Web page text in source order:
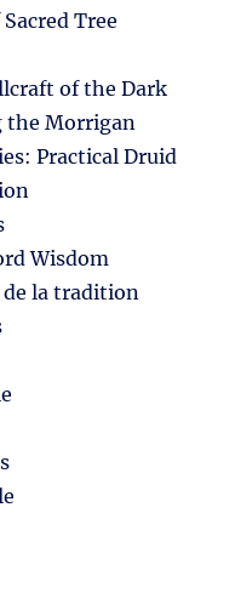
Tree
of the Dark
the Morrigan
Practical Druid
Wisdom
de la tradition